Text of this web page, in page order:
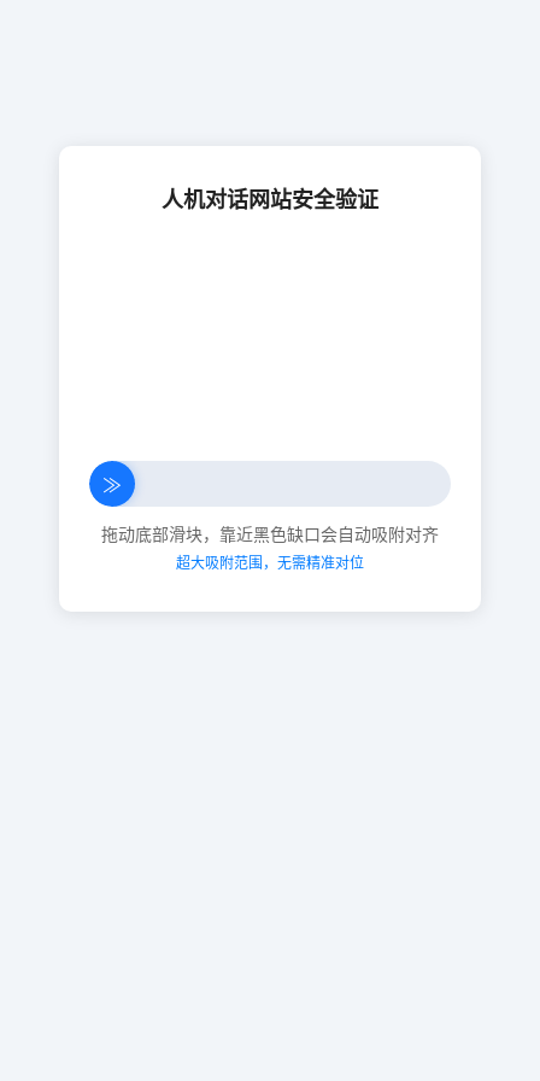
人机对话网站安全验证
≫
拖动底部滑块，靠近黑色缺口会自动吸附对齐
超大吸附范围，无需精准对位